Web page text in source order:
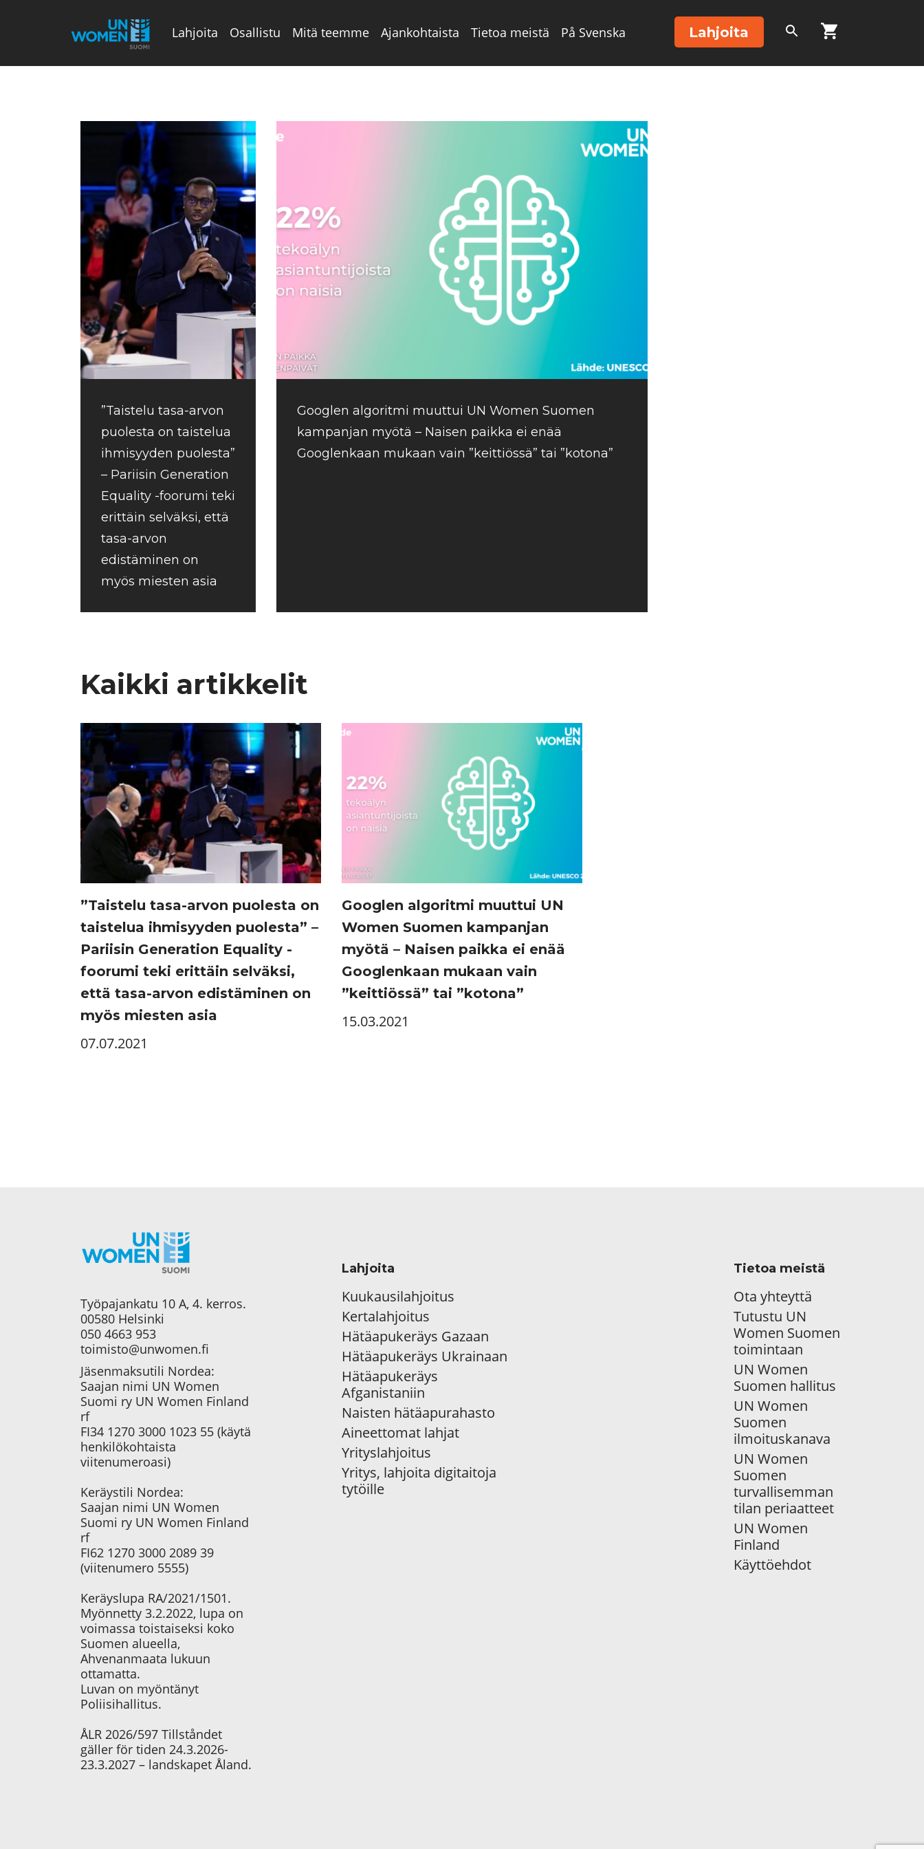
Lahjoita Osallistu Mitä teemme Ajankohtaista Tietoa meistä På Svenska Lahjoita
”Taistelu tasa-arvon
puolesta on taistelua
ihmisyyden puolesta”
– Pariisin Generation
Equality -foorumi teki
erittäin selväksi, että
tasa-arvon
edistäminen on
myös miesten asia
Googlen algoritmi muuttui UN Women Suomen
kampanjan myötä – Naisen paikka ei enää
Googlenkaan mukaan vain ”keittiössä” tai ”kotona”
Kaikki artikkelit
”Taistelu tasa-arvon puolesta on
taistelua ihmisyyden puolesta” –
Pariisin Generation Equality -
foorumi teki erittäin selväksi,
että tasa-arvon edistäminen on
myös miesten asia
07.07.2021
Googlen algoritmi muuttui UN
Women Suomen kampanjan
myötä – Naisen paikka ei enää
Googlenkaan mukaan vain
”keittiössä” tai ”kotona”
15.03.2021
Työpajankatu 10 A, 4. kerros.
00580 Helsinki
050 4663 953
toimisto@unwomen.fi
Jäsenmaksutili Nordea:
Saajan nimi UN Women
Suomi ry UN Women Finland
rf
FI34 1270 3000 1023 55 (käytä
henkilökohtaista
viitenumeroasi)
Keräystili Nordea:
Saajan nimi UN Women
Suomi ry UN Women Finland
rf
FI62 1270 3000 2089 39
(viitenumero 5555)
Keräyslupa RA/2021/1501.
Myönnetty 3.2.2022, lupa on
voimassa toistaiseksi koko
Suomen alueella,
Ahvenanmaata lukuun
ottamatta.
Luvan on myöntänyt
Poliisihallitus.
ÅLR 2026/597 Tillståndet
gäller för tiden 24.3.2026-
23.3.2027 – landskapet Åland.
Lahjoita
Kuukausilahjoitus
Kertalahjoitus
Hätäapukeräys Gazaan
Hätäapukeräys Ukrainaan
Hätäapukeräys
Afganistaniin
Naisten hätäapurahasto
Aineettomat lahjat
Yrityslahjoitus
Yritys, lahjoita digitaitoja
tytöille
Tietoa meistä
Ota yhteyttä
Tutustu UN
Women Suomen
toimintaan
UN Women
Suomen hallitus
UN Women
Suomen
ilmoituskanava
UN Women
Suomen
turvallisemman
tilan periaatteet
UN Women
Finland
Käyttöehdot